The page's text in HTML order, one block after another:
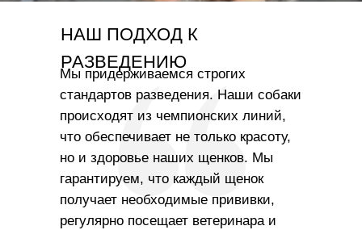
НАШ ПОДХОД К
РАЗВЕДЕНИЮ
Мы придерживаемся строгих
стандартов разведения. Наши собаки
происходят из чемпионских линий,
что обеспечивает не только красоту,
но и здоровье наших щенков. Мы
гарантируем, что каждый щенок
получает необходимые прививки,
регулярно посещает ветеринара и